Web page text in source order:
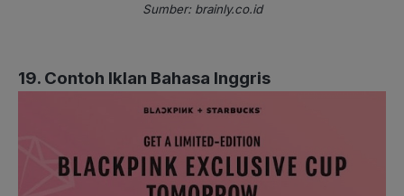
Sumber: brainly.co.id
19. Contoh Iklan Bahasa Inggris